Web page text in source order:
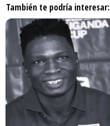
También te podría interesar: